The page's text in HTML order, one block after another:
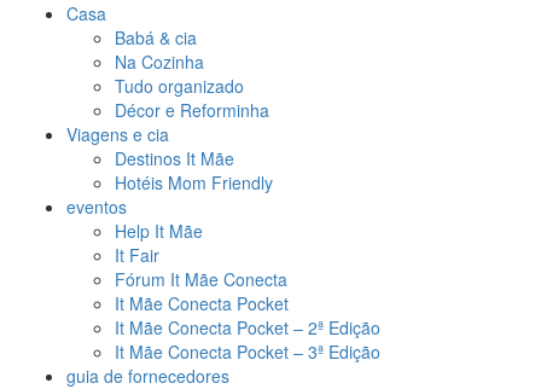
Casa
Babá & cia
Na Cozinha
Tudo organizado
Décor e Reforminha
Viagens e cia
Destinos It Mãe
Hotéis Mom Friendly
eventos
Help It Mãe
It Fair
Fórum It Mãe Conecta
It Mãe Conecta Pocket
It Mãe Conecta Pocket – 2ª Edição
It Mãe Conecta Pocket – 3ª Edição
guia de fornecedores